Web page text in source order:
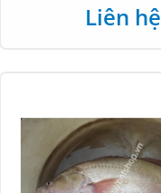
Liên hệ